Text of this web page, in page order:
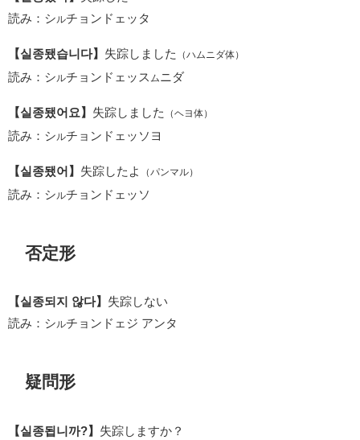
読み：シ ルチョンドェッタ
【실종됐습니다】 失踪しました （ハムニダ体）
読み：シ ルチョンドェッス ム ニダ
【실종됐어요】 失踪しました （ヘヨ体）
読み：シ ルチョンドェッソヨ
【실종됐어】 失踪したよ （パンマル）
読み：シ ルチョンドェッソ
否定形
【실종되지 않다】 失踪しない
読み：シ ルチョンドェジ アンタ
疑問形
【실종됩니까?】 失踪しますか？